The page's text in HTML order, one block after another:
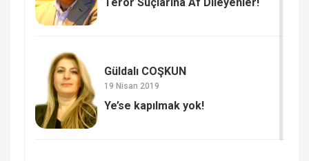
Terör Suçlarına Af Dileyenler!
Güldalı COŞKUN
19 Nisan 2019
Ye’se kapılmak yok!